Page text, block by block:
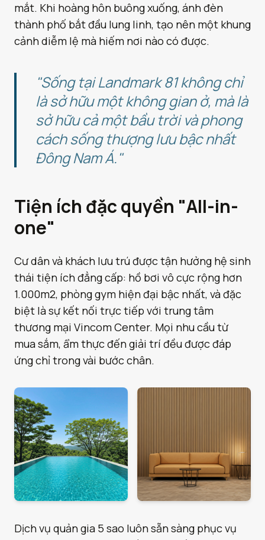
mắt. Khi hoàng hôn buông xuống, ánh đèn
thành phố bắt đầu lung linh, tạo nên một khung
cảnh diễm lệ mà hiếm nơi nào có được.
"Sống tại Landmark 81 không chỉ
là sở hữu một không gian ở, mà là
sở hữu cả một bầu trời và phong
cách sống thượng lưu bậc nhất
Đông Nam Á."
Tiện ích đặc quyền "All-in-
one"
Cư dân và khách lưu trú được tận hưởng hệ sinh
thái tiện ích đẳng cấp: hồ bơi vô cực rộng hơn
1.000m2, phòng gym hiện đại bậc nhất, và đặc
biệt là sự kết nối trực tiếp với trung tâm
thương mại Vincom Center. Mọi nhu cầu từ
mua sắm, ẩm thực đến giải trí đều được đáp
ứng chỉ trong vài bước chân.
Dịch vụ quản gia 5 sao luôn sẵn sàng phục vụ